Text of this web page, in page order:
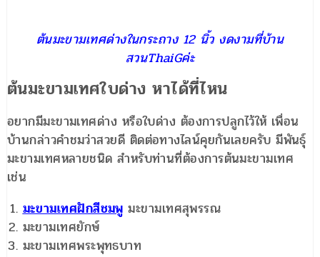
ต้นมะขามเทศด่างในกระถาง 12 นิ้ว งดงามที่บ้าน
สวนThaiGค่ะ
ต้นมะขามเทศใบด่าง หาได้ที่ไหน
อยากมีมะขามเทศด่าง หรือใบด่าง ต้องการปลูกไว้ให้ เพื่อน
บ้านกล่าวคำชมว่าสวยดี ติดต่อทางไลน์คุยกันเลยครับ มีพันธุ์
มะขามเทศหลายชนิด สำหรับท่านที่ต้องการต้นมะขามเทศ
เช่น
มะขามเทศฝักสีชมพู มะขามเทศสุพรรณ
มะขามเทศยักษ์
มะขามเทศพระพุทธบาท